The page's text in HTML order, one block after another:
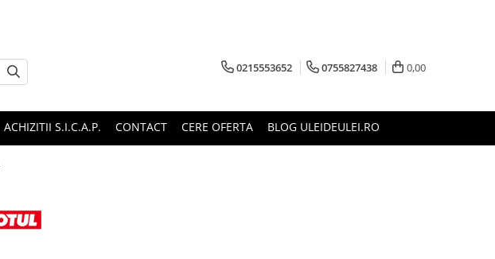
0215553652 0755827438 0,00
ACHIZITII S.I.C.A.P. CONTACT CERE OFERTA BLOG ULEIDEULEI.RO